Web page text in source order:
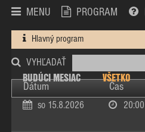
MENU PROGRAM
Hlavný program
VYHĽADAŤ
BUDÚCI MESIAC
VŠETKO
Dátum Čas
so 15.8.2026 20:00